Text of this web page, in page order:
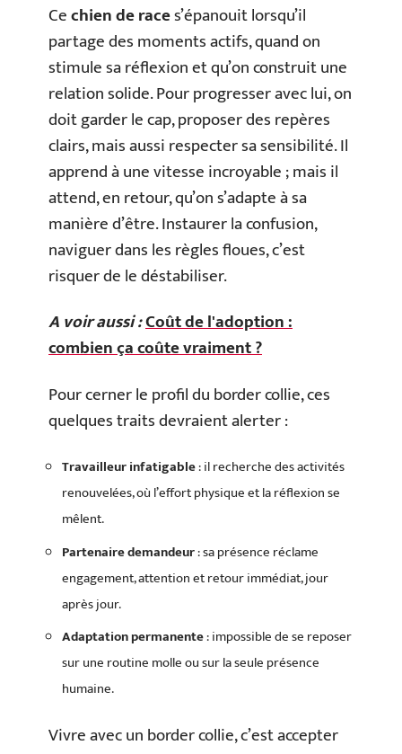
Cechien de races’épanouit lorsqu’il
partage des moments actifs, quand on
stimule sa réflexion et qu’on construit une
relation solide. Pour progresser avec lui, on
doit garder le cap, proposer des repères
clairs, mais aussi respecter sa sensibilité. Il
apprend à une vitesse incroyable ; mais il
attend, en retour, qu’on s’adapte à sa
manière d’être. Instaurer la confusion,
naviguer dans les règles floues, c’est
risquer de le déstabiliser.
A voir aussi :Coût de l'adoption :
combien ça coûte vraiment ?
Pour cerner le profil du border collie, ces
quelques traits devraient alerter :
Travailleur infatigable: il recherche des activités
renouvelées, où l’effort physique et la réflexion se
mêlent.
Partenaire demandeur: sa présence réclame
engagement, attention et retour immédiat, jour
après jour.
Adaptation permanente: impossible de se reposer
sur une routine molle ou sur la seule présence
humaine.
Vivre avec un border collie, c’est accepter